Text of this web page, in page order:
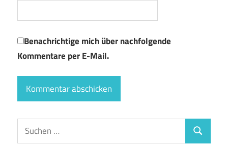
Benachrichtige mich über nachfolgende
Kommentare per E-Mail.
Suchen
nach:
Suchen